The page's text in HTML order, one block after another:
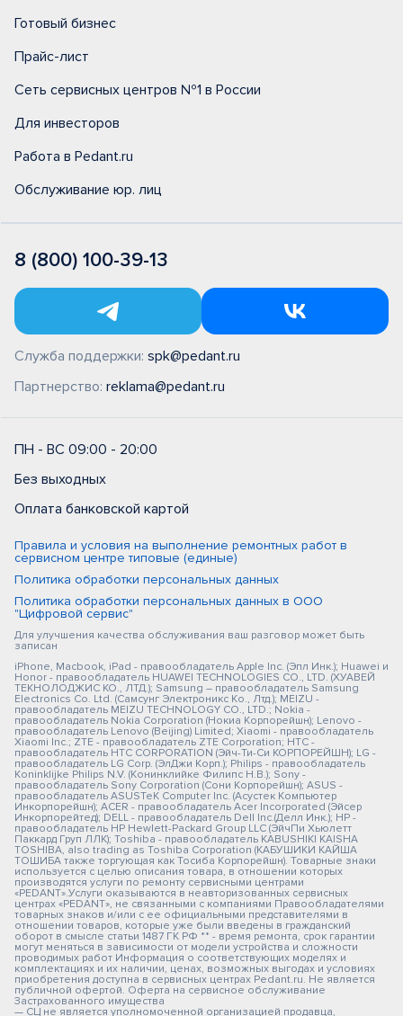
Готовый бизнес
Прайс-лист
Сеть сервисных центров №1 в России
Для инвесторов
Работа в Pedant.ru
Обслуживание юр. лиц
8 (800) 100-39-13
Служба поддержки: spk@pedant.ru
Партнерство: reklama@pedant.ru
ПН - ВС 09:00 - 20:00
Без выходных
Оплата банковской картой
Правила и условия на выполнение ремонтных работ в
сервисном центре типовые (единые)
Политика обработки персональных данных
Политика обработки персональных данных в ООО
"Цифровой сервис"
Для улучшения качества обслуживания ваш разговор может быть
записан
iPhone, Macbook, iPad - правообладатель Apple Inc. (Эпл Инк.); Huawei и
Honor - правообладатель HUAWEI TECHNOLOGIES CO., LTD. (ХУАВЕЙ
ТЕКНОЛОДЖИС КО., ЛТД.); Samsung – правообладатель Samsung
Electronics Co. Ltd. (Самсунг Электроникс Ко., Лтд.); MEIZU -
правообладатель MEIZU TECHNOLOGY CO., LTD.; Nokia -
правообладатель Nokia Corporation (Нокиа Корпорейшн); Lenovo -
правообладатель Lenovo (Beijing) Limited; Xiaomi - правообладатель
Xiaomi Inc.; ZTE - правообладатель ZTE Corporation; HTC -
правообладатель HTC CORPORATION (Эйч-Ти-Си КОРПОРЕЙШН); LG -
правообладатель LG Corp. (ЭлДжи Корп.); Philips - правообладатель
Koninklijke Philips N.V. (Конинклийке Филипс Н.В.); Sony -
правообладатель Sony Corporation (Сони Корпорейшн); ASUS -
правообладатель ASUSTeK Computer Inc. (Асустек Компьютер
Инкорпорейшн); ACER - правообладатель Acer Incorporated (Эйсер
Инкорпорейтед); DELL - правообладатель Dell Inc.(Делл Инк.); HP -
правообладатель HP Hewlett-Packard Group LLC (ЭйчПи Хьюлетт
Паккард Груп ЛЛК); Toshiba - правообладатель KABUSHIKI KAISHA
TOSHIBA, also trading as Toshiba Corporation (КАБУШИКИ КАЙША
ТОШИБА также торгующая как Тосиба Корпорейшн). Товарные знаки
используется с целью описания товара, в отношении которых
производятся услуги по ремонту сервисными центрами
«PEDANT».Услуги оказываются в неавторизованных сервисных
центрах «PEDANT», не связанными с компаниями Правообладателями
товарных знаков и/или с ее официальными представителями в
отношении товаров, которые уже были введены в гражданский
оборот в смысле статьи 1487 ГК РФ ** - время ремонта, срок гарантии
могут меняться в зависимости от модели устройства и сложности
проводимых работ Информация о соответствующих моделях и
комплектациях и их наличии, ценах, возможных выгодах и условиях
приобретения доступна в сервисных центрах Pedant.ru. Не является
публичной офертой. Оферта на сервисное обслуживание
Застрахованного имущества
— СЦ не является уполномоченной организацией продавца,